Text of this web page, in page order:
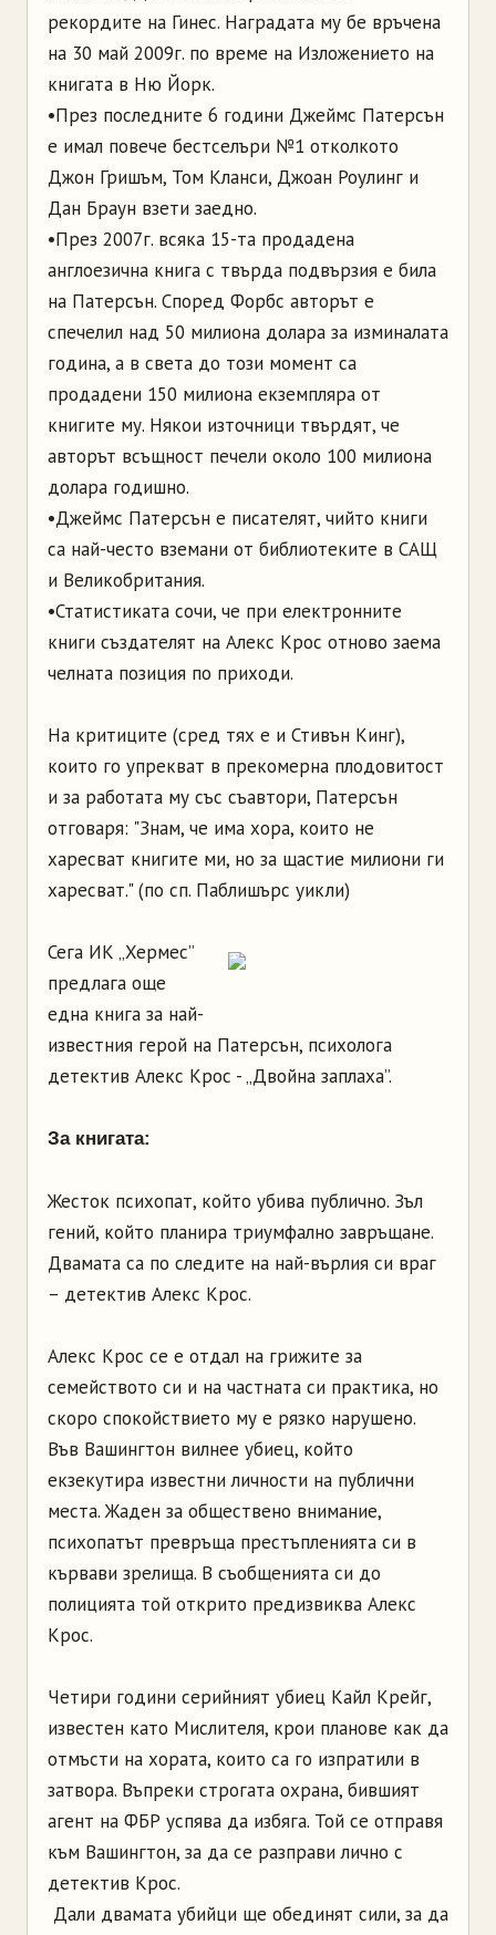
рекордите на Гинес. Наградата му бе връчена
на 30 май 2009г. по време на Изложението на
книгата в Ню Йорк.
•През последните 6 години Джеймс Патерсън
е имал повече бестселъри №1 отколкото
Джон Гришъм, Том Кланси, Джоан Роулинг и
Дан Браун взети заедно.
•През 2007г. всяка 15-та продадена
англоезична книга с твърда подвързия е била
на Патерсън. Според Форбс авторът е
спечелил над 50 милиона долара за изминалата
година, а в света до този момент са
продадени 150 милиона екземпляра от
книгите му. Някои източници твърдят, че
авторът всъщност печели около 100 милиона
долара годишно.
•Джеймс Патерсън е писателят, чийто книги
са най-често вземани от библиотеките в САЩ
и Великобритания.
•Статистиката сочи, че при електронните
книги създателят на Алекс Крос отново заема
челната позиция по приходи.
На критиците (сред тях е и Стивън Кинг),
които го упрекват в прекомерна плодовитост
и за работата му със съавтори, Патерсън
отговаря: "Знам, че има хора, които не
харесват книгите ми, но за щастие милиони ги
харесват." (по сп. Паблишърс уикли)
Сега ИК „Хермес”
предлага още
една книга за най-
известния герой на Патерсън, психолога
детектив Алекс Крос - „Двойна заплаха”.
За книгата:
Жесток психопат, който убива публично. Зъл
гений, който планира триумфално завръщане.
Двамата са по следите на най-върлия си враг
– детектив Алекс Крос.
Алекс Крос се е отдал на грижите за
семейството си и на частната си практика, но
скоро спокойствието му е рязко нарушено.
Във Вашингтон вилнее убиец, който
екзекутира известни личности на публични
места. Жаден за обществено внимание,
психопатът превръща престъпленията си в
кървави зрелища. В съобщенията си до
полицията той открито предизвиква Алекс
Крос.
Четири години серийният убиец Кайл Крейг,
известен като Мислителя, крои планове как да
отмъсти на хората, които са го изпратили в
затвора. Въпреки строгата охрана, бившият
агент на ФБР успява да избяга. Той се отправя
към Вашингтон, за да се разправи лично с
детектив Крос.
Дали двамата убийци ще обединят сили, за да